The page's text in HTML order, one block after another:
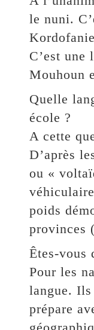
le nuni.
C’est
Mouhoun
Quelle
école ?
A cette
D’après
ou «
poids
provinces
Êtes-vous
Pour les
langue. Ils
prépare